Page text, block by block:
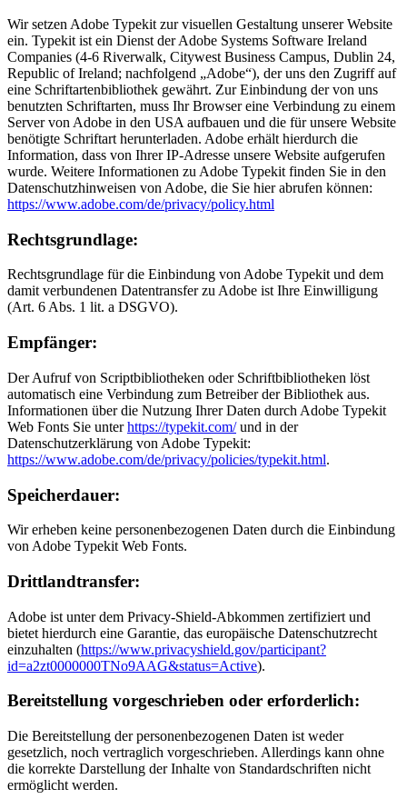
Wir setzen Adobe Typekit zur visuellen Gestaltung unserer Website
ein. Typekit ist ein Dienst der Adobe Systems Software Ireland
Companies (4-6 Riverwalk, Citywest Business Campus, Dublin 24,
Republic of Ireland; nachfolgend „Adobe“), der uns den Zugriff auf
eine Schriftartenbibliothek gewährt. Zur Einbindung der von uns
benutzten Schriftarten, muss Ihr Browser eine Verbindung zu einem
Server von Adobe in den USA aufbauen und die für unsere Website
benötigte Schriftart herunterladen. Adobe erhält hierdurch die
Information, dass von Ihrer IP-Adresse unsere Website aufgerufen
wurde. Weitere Informationen zu Adobe Typekit finden Sie in den
Datenschutzhinweisen von Adobe, die Sie hier abrufen können:
https://www.adobe.com/de/privacy/policy.html
Rechtsgrundlage:
Rechtsgrundlage für die Einbindung von Adobe Typekit und dem
damit verbundenen Datentransfer zu Adobe ist Ihre Einwilligung
(Art. 6 Abs. 1 lit. a DSGVO).
Empfänger:
Der Aufruf von Scriptbibliotheken oder Schriftbibliotheken löst
automatisch eine Verbindung zum Betreiber der Bibliothek aus.
Informationen über die Nutzung Ihrer Daten durch Adobe Typekit
Web Fonts Sie unterhttps://typekit.com/und in der
Datenschutzerklärung von Adobe Typekit:
https://www.adobe.com/de/privacy/policies/typekit.html.
Speicherdauer:
Wir erheben keine personenbezogenen Daten durch die Einbindung
von Adobe Typekit Web Fonts.
Drittlandtransfer:
Adobe ist unter dem Privacy-Shield-Abkommen zertifiziert und
bietet hierdurch eine Garantie, das europäische Datenschutzrecht
einzuhalten (https://www.privacyshield.gov/participant?
id=a2zt0000000TNo9AAG&status=Active).
Bereitstellung vorgeschrieben oder erforderlich:
Die Bereitstellung der personenbezogenen Daten ist weder
gesetzlich, noch vertraglich vorgeschrieben. Allerdings kann ohne
die korrekte Darstellung der Inhalte von Standardschriften nicht
ermöglicht werden.